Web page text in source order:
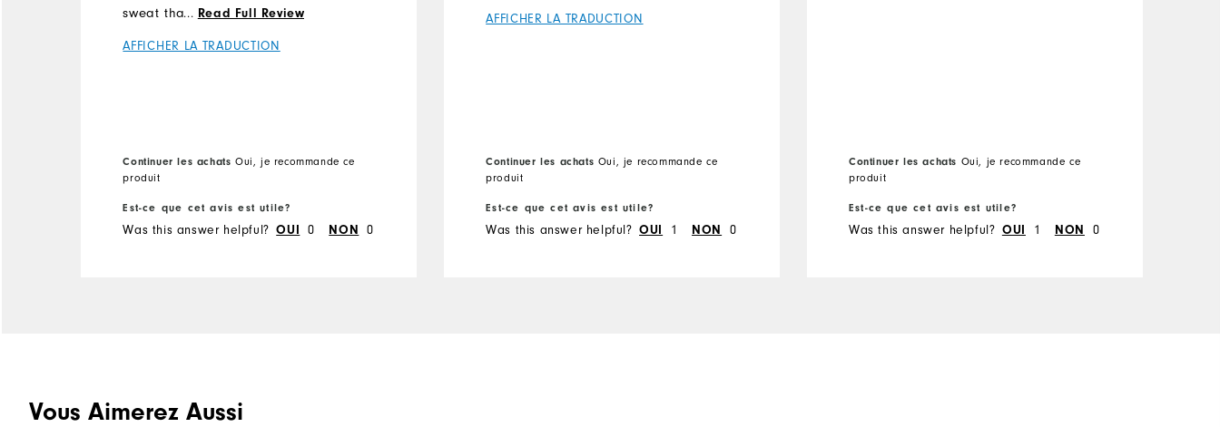
sweat than rain. But I have
number of times. I love
... Read Full Review
AFFICHER LA TRADUCTION
Continuer les achats Oui, je recommande ce
produit
Est-ce que cet avis est utile?
Was this answer helpful? OUI 0 NON 0
AFFICHER LA TRADUCTION
Continuer les achats Oui, je recommande ce
produit
Est-ce que cet avis est utile?
Was this answer helpful? OUI 1 NON 0
Continuer les achats Oui, je recommande ce
produit
Est-ce que cet avis est utile?
Was this answer helpful? OUI 1 NON 0
Vous Aimerez Aussi